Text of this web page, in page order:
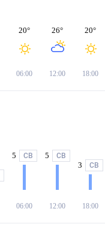
20°
06:00
26°
12:00
20°
18:00
5 СВ
06:00
5 СВ
12:00
3 СВ
18:00